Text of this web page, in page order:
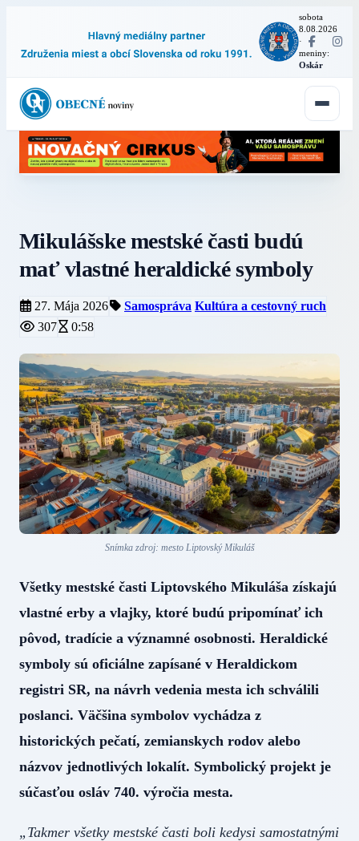
sobota
8.08.2026
·
meniny:
Oskár
Mikulášske mestské časti budú
mať vlastné heraldické symboly
27. Mája 2026 Samospráva Kultúra a cestovný ruch
307
0:58
Snímka zdroj: mesto Liptovský Mikuláš
Všetky mestské časti Liptovského Mikuláša získajú
vlastné erby a vlajky, ktoré budú pripomínať ich
pôvod, tradície a významné osobnosti. Heraldické
symboly sú oficiálne zapísané v Heraldickom
registri SR, na návrh vedenia mesta ich schválili
poslanci. Väčšina symbolov vychádza z
historických pečatí, zemianskych rodov alebo
názvov jednotlivých lokalít. Symbolický projekt je
súčasťou osláv 740. výročia mesta.
„Takmer všetky mestské časti boli kedysi samostatnými